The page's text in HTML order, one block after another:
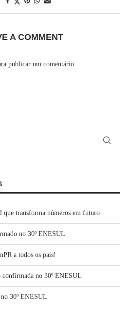
A COMMENT
publicar um comentário.
que transforma números em futuro
no 30º ENESUL
a todos os pais!
no 30º ENESUL
30º ENESUL